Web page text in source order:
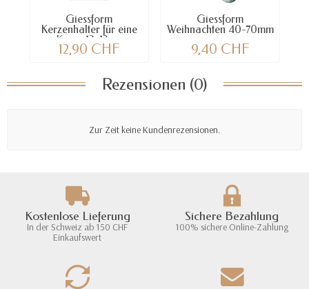
Giessform
Kerzenhalter für eine
Kerze 12x12cm
12,90 CHF
Giessform
Weihnachten 40-70mm
9,40 CHF
Rezensionen (0)
Zur Zeit keine Kundenrezensionen.
Kostenlose Lieferung
In der Schweiz ab 150 CHF
Einkaufswert
Sichere Bezahlung
100% sichere Online-Zahlung